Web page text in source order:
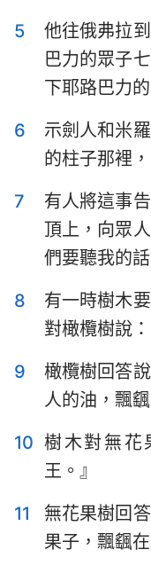
彌迦書
哈巴谷書
哈該書
瑪拉基書
5
他往俄弗拉
巴力的眾子
下耶路巴力
6
示劍人和米
的柱子那裡
7
有人將這事
頂上，向眾
們要聽我的
8
有一時樹木
對橄欖樹說
9
橄欖樹回答
人的油，飄
10 樹木對無花
王。』
11
無花果樹回
果子，飄颻